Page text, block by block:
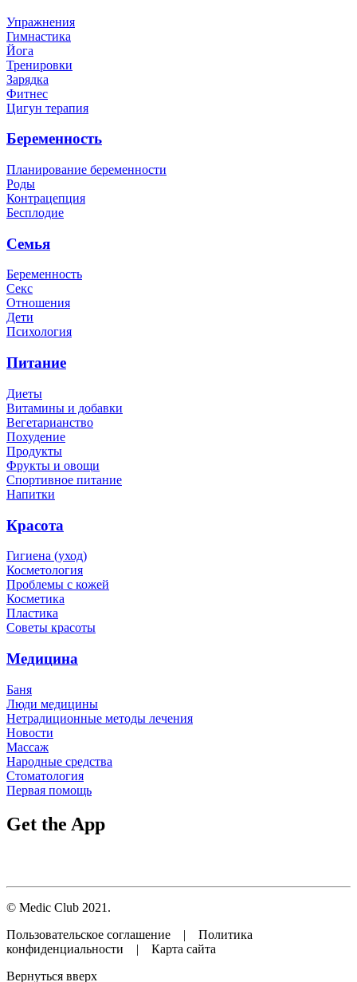
Упражнения
Гимнастика
Йога
Тренировки
Зарядка
Фитнес
Цигун терапия
Беременность
Планирование беременности
Роды
Контрацепция
Бесплодие
Семья
Беременность
Секс
Отношения
Дети
Психология
Питание
Диеты
Витамины и добавки
Вегетарианство
Похудение
Продукты
Фрукты и овощи
Спортивное питание
Напитки
Красота
Гигиена (уход)
Косметология
Проблемы с кожей
Косметика
Пластика
Советы красоты
Медицина
Баня
Люди медицины
Нетрадиционные методы лечения
Новости
Массаж
Народные средства
Стоматология
Первая помощь
Get the App
© Medic Club 2021.
Пользовательское соглашение | Политика
конфиденциальности | Карта сайта
Вернуться вверх